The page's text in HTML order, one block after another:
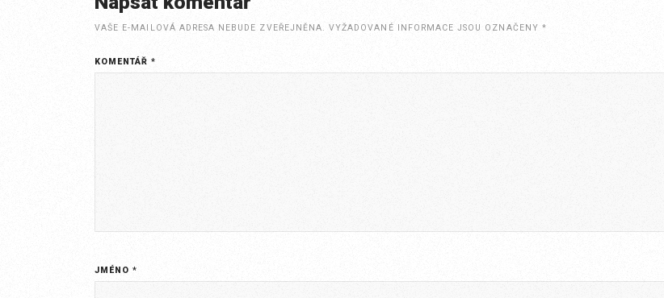
VAŠE E-MAILOVÁ ADRESA NEBUDE ZVEŘEJNĚNA. VYŽADOVANÉ INFORMACE JSOU OZNAČENY *
KOMENTÁŘ*
JMÉNO*